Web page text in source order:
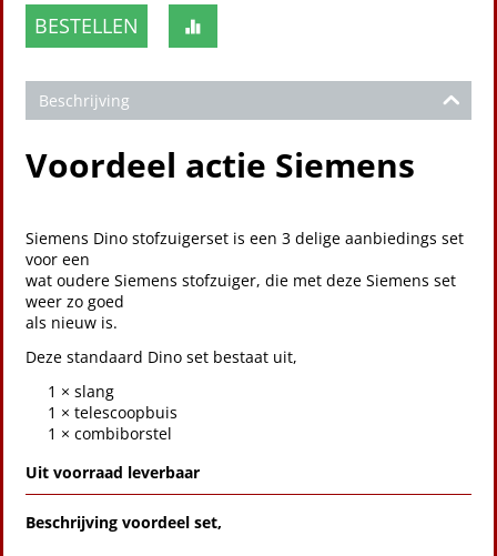
BESTELLEN
Beschrijving
Voordeel actie Siemens
Siemens Dino stofzuigerset is een 3 delige aanbiedings set
voor een
wat oudere Siemens stofzuiger, die met deze Siemens set
weer zo goed
als nieuw is.
Deze standaard Dino set bestaat uit,
1 × slang
1 × telescoopbuis
1 × combiborstel
Uit voorraad leverbaar
Beschrijving voordeel set,